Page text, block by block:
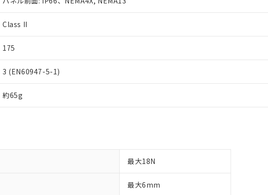
Class II
175
3 (EN60947-5-1)
約65g
最大18N
最大6mm